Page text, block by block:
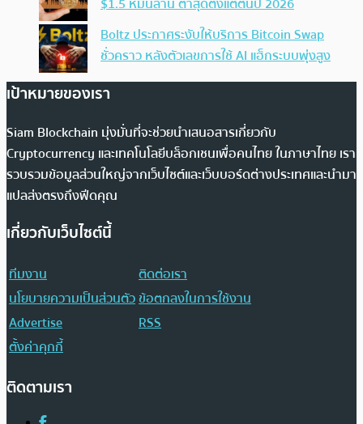
Boltz ประกาศระงับให้บริการ Bitcoin Swap
ชั่วคราว หลังตัวเลขการใช้ AI แฮ็กระบบพุ่งสูง
เป้าหมายของเรา
Siam Blockchain มุ่งมั่นที่จะช่วยนำเสนอสารเกี่ยวกับ
Cryptocurrency และเทคโนโลยีบล็อกเชนเพื่อคนไทย ในภาษาไทย เรา
รวบรวมข้อมูลส่วนใหญ่จากเว็บไซต์และเว็บบอร์ดต่างประเทศและนำมา
แปลส่งตรงถึงฟีดคุณ
เกี่ยวกับเว็บไซต์นี้
ทีมงาน
ติดต่อเรา
นโยบายความเป็นส่วนตัวข้อตกลงในการใช้งาน
Advertise
RSS
ตั้งค่าคุกกี้
ติดตามเรา